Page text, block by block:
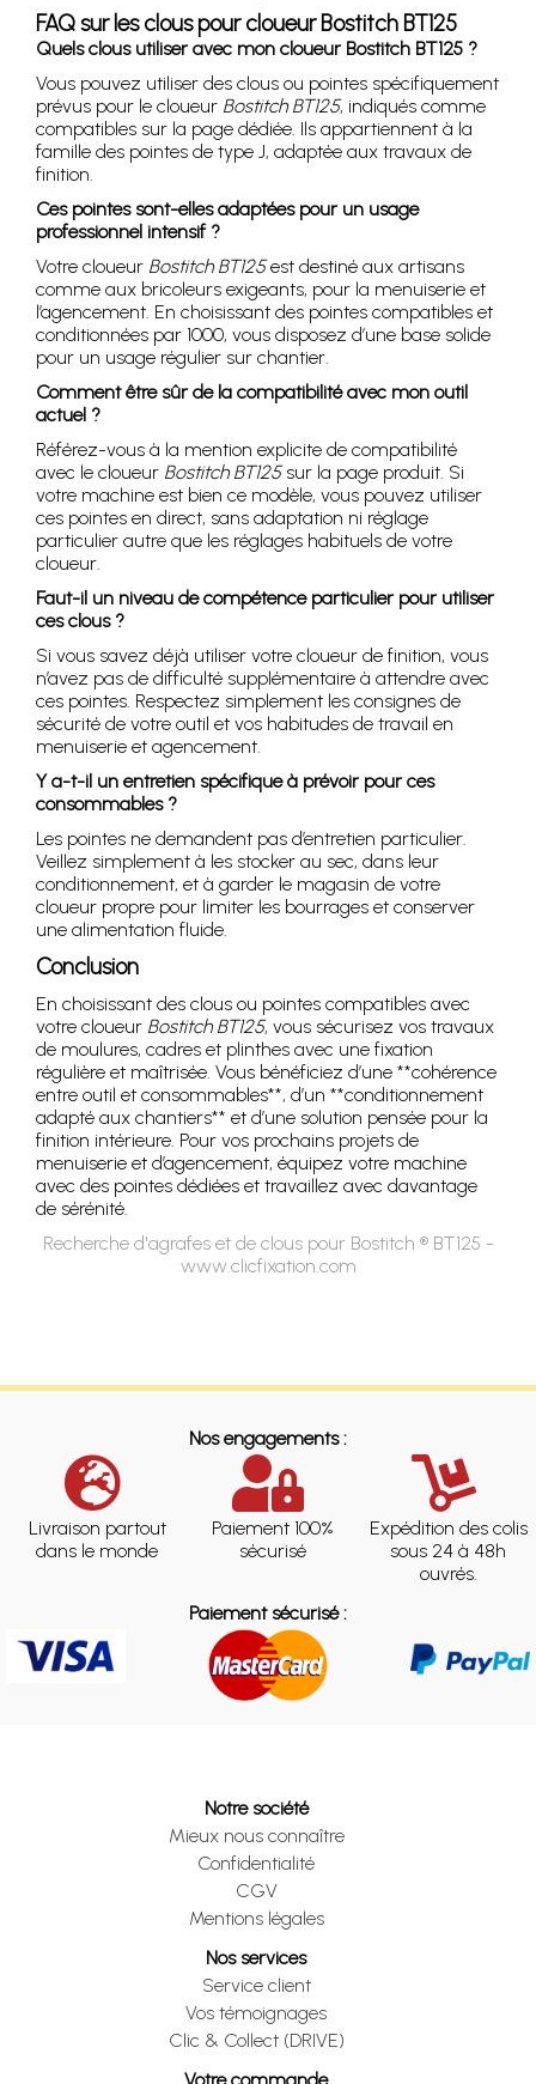
FAQ sur les clous pour cloueur Bostitch BT125
Quels clous utiliser avec mon cloueur Bostitch BT125 ?
Vous pouvez utiliser des clous ou pointes spécifiquement
prévus pour le cloueur Bostitch BT125, indiqués comme
compatibles sur la page dédiée. Ils appartiennent à la
famille des pointes de type J, adaptée aux travaux de
finition.
Ces pointes sont-elles adaptées pour un usage
professionnel intensif ?
Votre cloueur Bostitch BT125est destiné aux artisans
comme aux bricoleurs exigeants, pour la menuiserie et
l’agencement. En choisissant des pointes compatibles et
conditionnées par 1000, vous disposez d’une base solide
pour un usage régulier sur chantier.
Comment être sûr de la compatibilité avec mon outil
actuel ?
Référez-vous à la mention explicite de compatibilité
avec le cloueur Bostitch BT125sur la page produit. Si
votre machine est bien ce modèle, vous pouvez utiliser
ces pointes en direct, sans adaptation ni réglage
particulier autre que les réglages habituels de votre
cloueur.
Faut-il un niveau de compétence particulier pour utiliser
ces clous ?
Si vous savez déjà utiliser votre cloueur de finition, vous
n’avez pas de difficulté supplémentaire à attendre avec
ces pointes. Respectez simplement les consignes de
sécurité de votre outil et vos habitudes de travail en
menuiserie et agencement.
Y a-t-il un entretien spécifique à prévoir pour ces
consommables ?
Les pointes ne demandent pas d’entretien particulier.
Veillez simplement à les stocker au sec, dans leur
conditionnement, et à garder le magasin de votre
cloueur propre pour limiter les bourrages et conserver
une alimentation fluide.
Conclusion
En choisissant des clous ou pointes compatibles avec
votre cloueur Bostitch BT125, vous sécurisez vos travaux
de moulures, cadres et plinthes avec une fixation
régulière et maîtrisée. Vous bénéficiez d’une **cohérence
entre outil et consommables**, d’un **conditionnement
adapté aux chantiers** et d’une solution pensée pour la
finition intérieure. Pour vos prochains projets de
menuiserie et d’agencement, équipez votre machine
avec des pointes dédiées et travaillez avec davantage
de sérénité.
Recherche d'agrafes et de clous pour Bostitch ® BT125 -
www.clicfixation.com
Nos engagements :
Livraison partout
dans le monde
Paiement 100%
sécurisé
Expédition des colis
sous 24 à 48h
ouvrés.
Paiement sécurisé :
Notre société
Mieux nous connaître
Confidentialité
CGV
Mentions légales
Nos services
Service client
Vos témoignages
Clic & Collect (DRIVE)